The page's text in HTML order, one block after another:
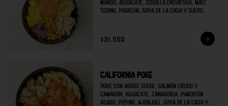
mango, aguacate, cebolla encurtida, maíz
tierno, patacón, soya de la casa y suero.
$31.500
California poke
Poke con arroz sushi, salmón crudo y
camarón, aguacate, zanahoria, pimentón
asado, pepino, ajonjolí, soya de la casa y